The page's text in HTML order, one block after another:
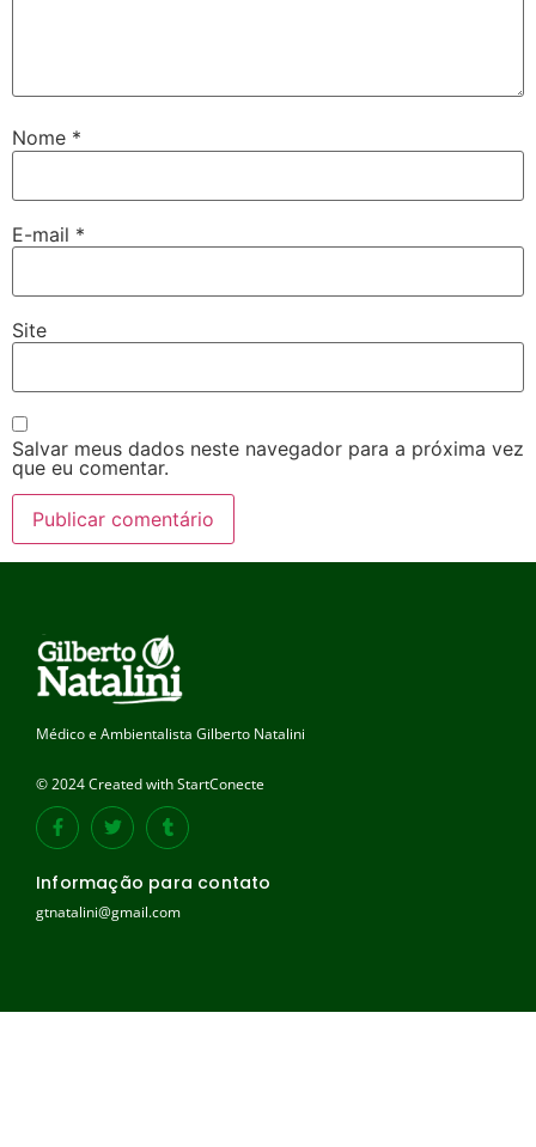
Nome *
E-mail *
Site
Salvar meus dados neste navegador para a próxima vez
que eu comentar.
Médico e Ambientalista Gilberto Natalini
© 2024 Created with StartConecte
Informação para contato
gtnatalini@gmail.com